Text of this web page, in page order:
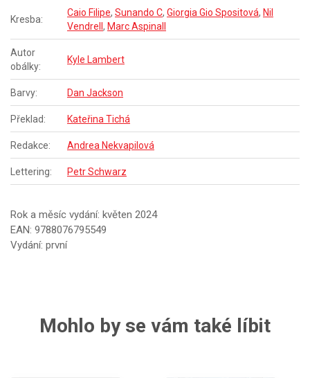
Kresba:
Caio Filipe, Sunando C, Giorgia Gio Spositová, Nil
Vendrell , Marc Aspinall
Autor
obálky:
Kyle Lambert
Barvy: Dan Jackson
Překlad: Kateřina Tichá
Redakce: Andrea Nekvapilová
Lettering: Petr Schwarz
Rok a měsíc vydání: květen 2024
EAN: 9788076795549
Vydání: první
Mohlo by se vám také líbit